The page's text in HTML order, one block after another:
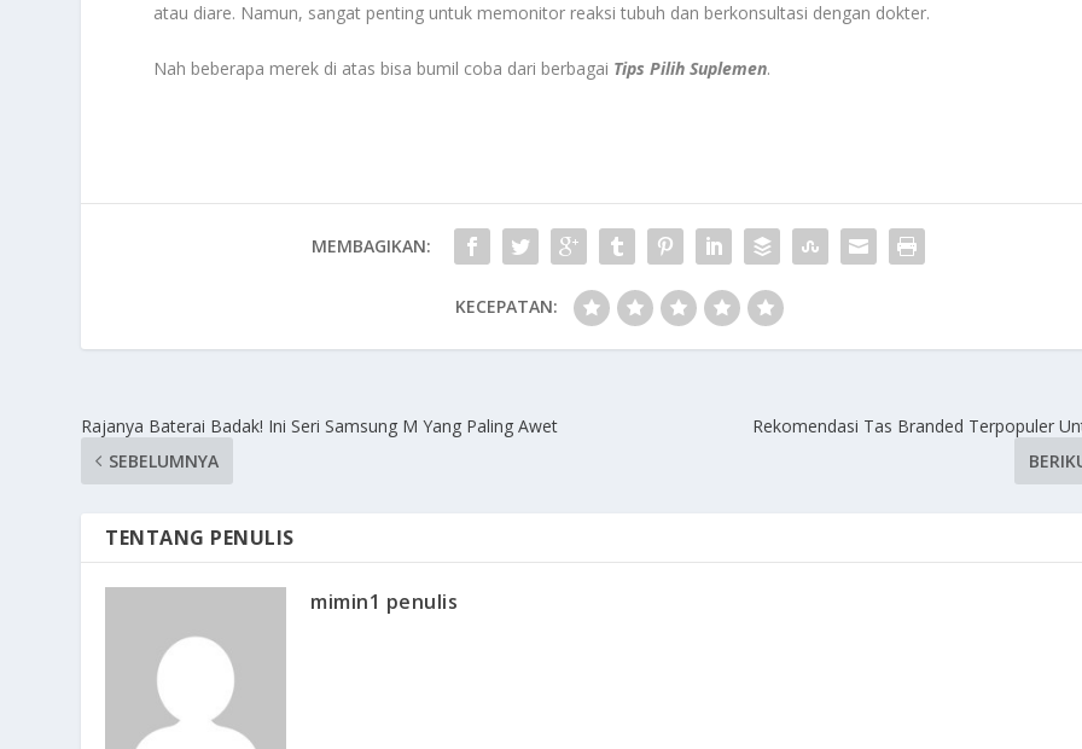
atau diare. Namun, sangat penting untuk memonitor reaksi tubuh dan berkonsultasi dengan dokter.
Nah beberapa merek di atas bisa bumil coba dari berbagai Tips Pilih Suplemen.
MEMBAGIKAN:
KECEPATAN:
Rajanya Baterai Badak! Ini Seri Samsung M Yang Paling Awet
SEBELUMNYA
Rekomendasi Tas Branded Terpopuler
TENTANG PENULIS
mimin1 penulis